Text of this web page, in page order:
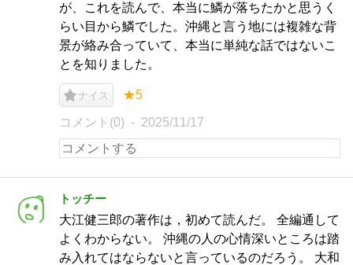
が、これを読んで、本当に鱗が落ちたかと思うく
らい目から鱗でした。沖縄と言う地には複雑な背
景が絡み合っていて、本当に単純な話ではないこ
とを知りました。
ナイス ★5
コメント(0) 2025/11/17
トッチー
大江健三郎の著作は，初めて読んだ。 全編通して
よくわからない。 沖縄の人の心情深いところは踏
み入れてはならないと言っているのだろう。 大和